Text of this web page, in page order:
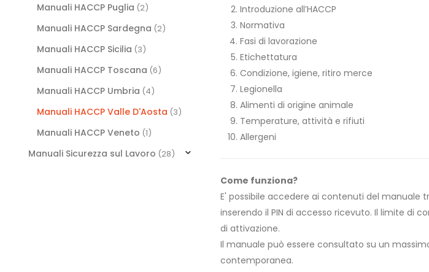
Introduzione all’HACCP
Normativa
Fasi di lavorazione
Etichettatura
Condizione, igiene, ritiro merce
Legionella
Alimenti di origine animale
Temperature, attività e rifiuti
Allergeni
Come funziona?
E' possibile accedere ai contenuti del manuale
inserendo il PIN di accesso ricevuto. Il limite di
di attivazione.
Il manuale può essere consultato su un
contemporanea.
Manuali HACCP Puglia (2)
Manuali HACCP Sardegna (2)
Manuali HACCP Sicilia (3)
Manuali HACCP Toscana (6)
Manuali HACCP Umbria (4)
Manuali HACCP Valle D'Aosta (3)
Manuali HACCP Veneto (1)
Manuali Sicurezza sul Lavoro (28)